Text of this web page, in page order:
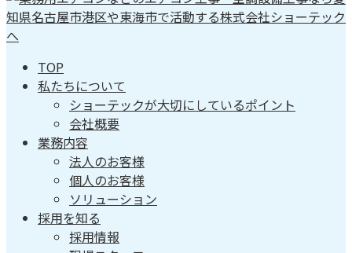
TOP
私たちについて
ショーテックが大切にしているポイント
会社概要
業務内容
法人のお客様
個人のお客様
ソリューション
採用を知る
採用情報